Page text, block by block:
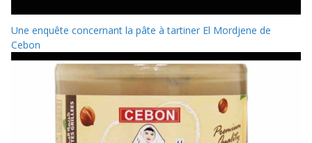
Une enquête concernant la pâte à tartiner El Mordjene de
Cebon